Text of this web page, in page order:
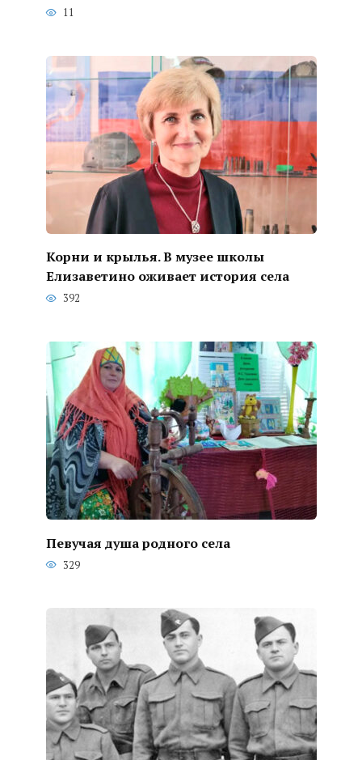
11
Корни и крылья. В музее школы
Елизаветино оживает история села
392
Певучая душа родного села
329